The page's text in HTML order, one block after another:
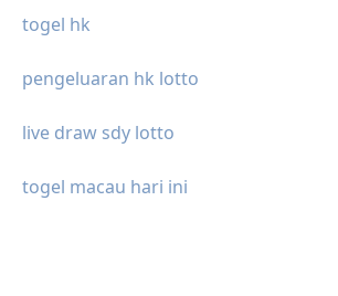
togel hk
pengeluaran hk lotto
live draw sdy lotto
togel macau hari ini